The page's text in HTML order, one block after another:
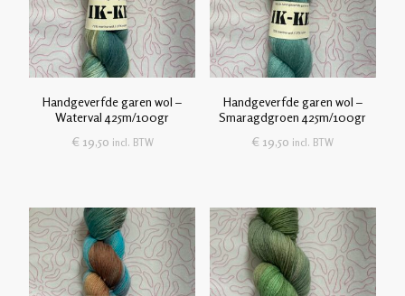
Handgeverfde garen wol –
Waterval 425m/100gr
€ 19,50 incl. BTW
Handgeverfde garen wol –
Smaragdgroen 425m/100gr
€ 19,50 incl. BTW